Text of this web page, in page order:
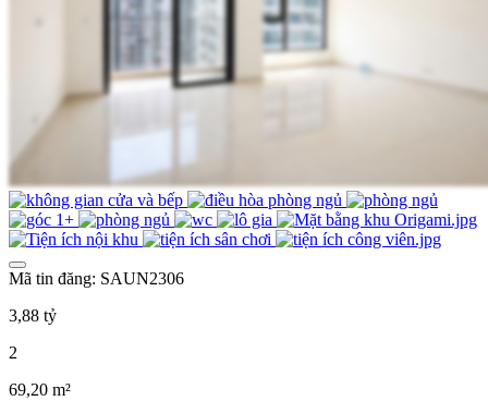
Mã tin đăng: SAUN2306
3,88 tỷ
2
69,20 m²